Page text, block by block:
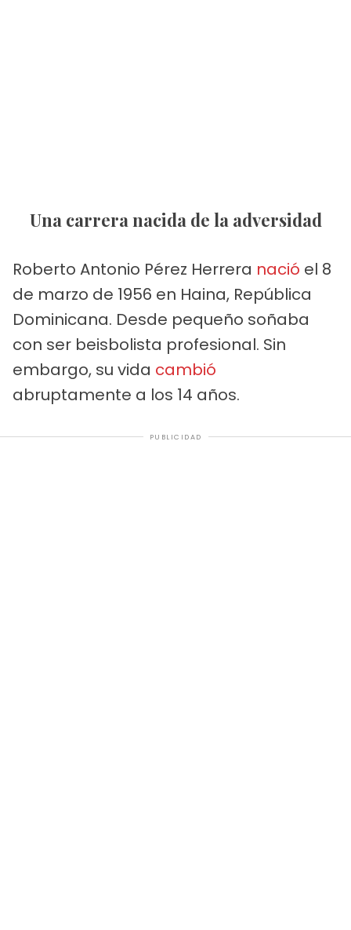
Una carrera nacida de la adversidad
Roberto Antonio Pérez Herrera nació el 8
de marzo de 1956 en Haina, República
Dominicana. Desde pequeño soñaba
con ser beisbolista profesional. Sin
embargo, su vida cambió
abruptamente a los 14 años.
PUBLICIDAD